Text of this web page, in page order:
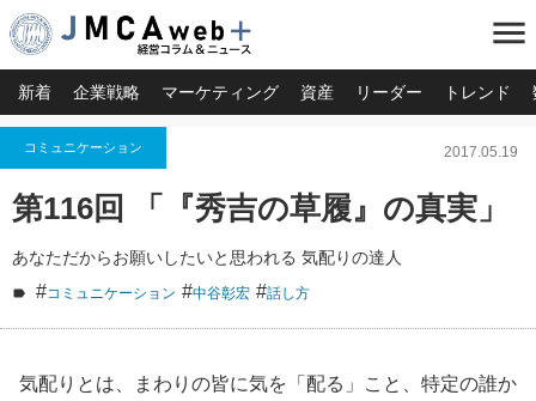
menu
新着 企業戦略 マーケティング 資産 リーダー トレンド
コミュニケーション 2017.05.19
第116回 「『秀吉の草履』の真実」
あなただからお願いしたいと思われる 気配りの達人
#コミュニケーション #中谷彰宏 #話し方
気配りとは、まわりの皆に気を「配る」こと、特定の誰か